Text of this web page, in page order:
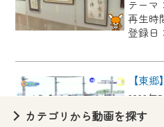
テーマ
再生時
登録日
2026年
テーマ
カテゴリから動画を探す
ページ※』へのログイ
す。
いたします。
要となります。